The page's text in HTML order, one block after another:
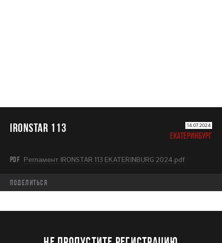
IRONSTAR 113 14.07.2024
ЕКАТЕРИНБУРГ
PDF Регламент IRONSTAR 113 EKATERINBURG 2024.pdf
Поделиться